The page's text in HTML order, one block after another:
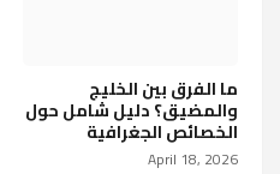
ما الفرق بين الخليج
والمضيق؟ دليل شامل حول
الخصائص الجغرافية
April 18, 2026